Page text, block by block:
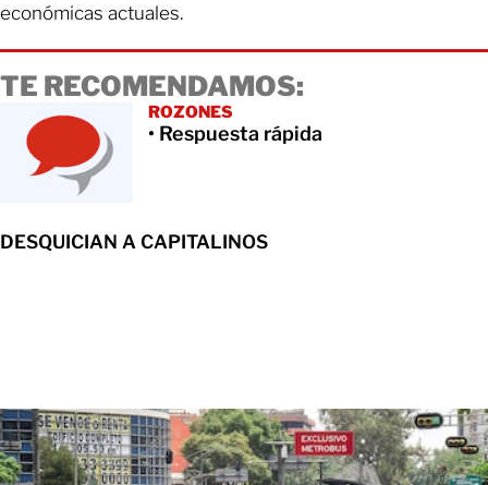
económicas actuales.
TE RECOMENDAMOS:
ROZONES
• Respuesta rápida
DESQUICIAN A CAPITALINOS